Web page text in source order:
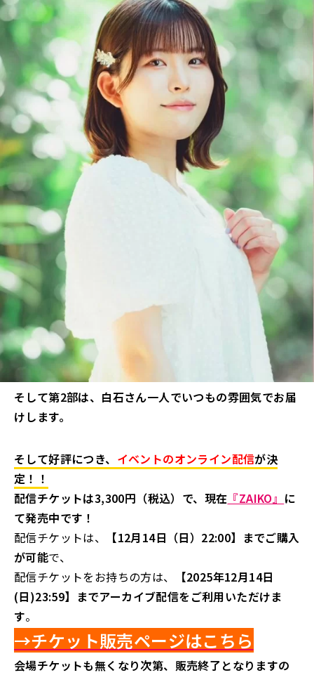
そして第2部は、白石さん一人でいつもの雰囲気でお届
けします。
そして好評につき、 イベントのオンライン配信が決
定！！
配信チケットは3,300円（税込）で、現在 『ZAIKO』 に
て発売中です！
配信チケットは、
【12月14日（日）22:00】までご購入
が可能で、
配信チケットをお持ちの方は、
【2025年12月14日
(日)23:59】までアーカイブ配信をご利用いただけま
す。
→チケット販売ページはこち ら
会場チケットも無くなり次第、販売終了となりますの